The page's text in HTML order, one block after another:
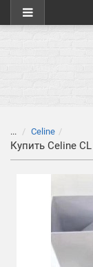
... Celine
Купить Celine